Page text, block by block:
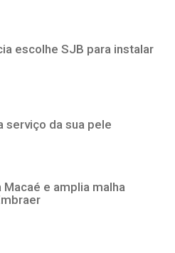
escolhe SJB para instalar
serviço da sua pele
e amplia malha